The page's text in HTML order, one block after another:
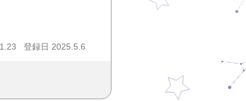
登録日 2025.5.6